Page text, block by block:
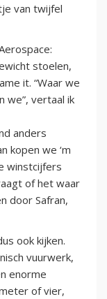
van twijfel
stoelen,
it. “Waar we
we”, vertaal ik
anders
kopen we ‘m
winstcijfers
of het waar
door Safran,
ook kijken.
vuurwerk,
enorme
of vier,